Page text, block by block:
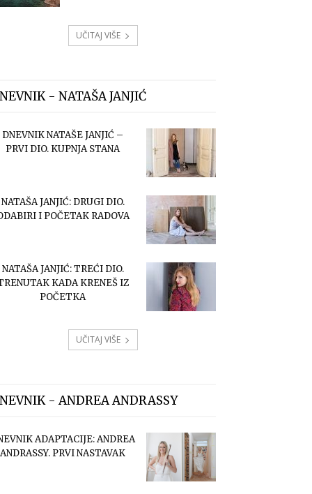
UČITAJ VIŠE
- NATAŠA JANJIĆ
DNEVNIK NATAŠE JANJIĆ –
PRVI DIO. KUPNJA STANA
NATAŠA JANJIĆ: DRUGI DIO.
I POČETAK RADOVA
NATAŠA JANJIĆ: TREĆI DIO.
KADA KRENEŠ IZ
POČETKA
UČITAJ VIŠE
- ANDREA ANDRASSY
ADAPTACIJE: ANDREA
ANDRASSY. PRVI NASTAVAK